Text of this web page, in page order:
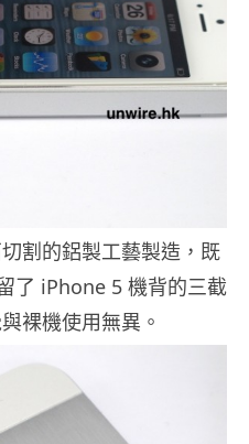
割的鋁製工藝製造，既
了 iPhone 5 機背的三截
裸機使用無異。